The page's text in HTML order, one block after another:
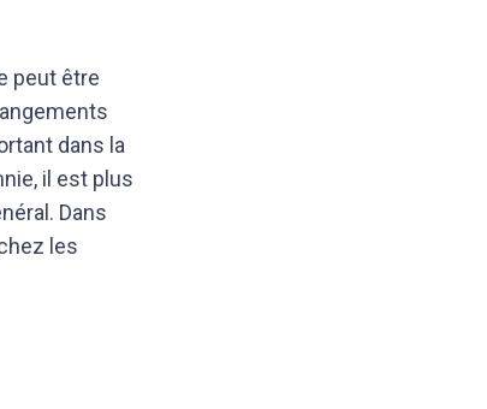
peut être
dans la
il est plus
Dans
les